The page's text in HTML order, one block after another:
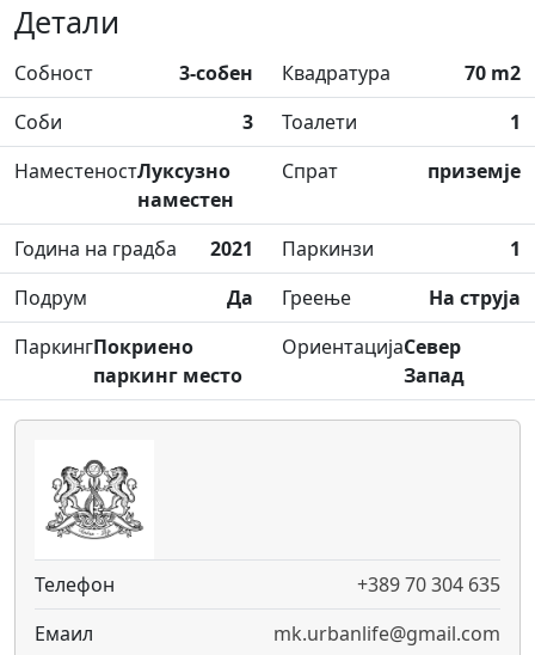
Детали
Собност 3-собен Квадратура
70 m2
Соби
3 Тоалети
1
НаместеностЛуксузно
наместен
Спрат приземје
Година на градба 2021 Паркинзи
1
Подрум
Да Греење
На струја
ПаркингПокриено
паркинг место
ОриентацијаСевер
Запад
Телефон
+389 70 304 635
Емаил
mk.urbanlife@gmail.com